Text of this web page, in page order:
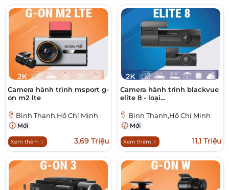
Camera hành trình msport g-
on m2 lte
Bình Thạnh,Hồ Chí Minh
Mới
Xem thêm 3,69 Triệu
Camera hành trình blackvue
elite 8 - loại...
Bình Thạnh,Hồ Chí Minh
Mới
Xem thêm 11,1 Triệu